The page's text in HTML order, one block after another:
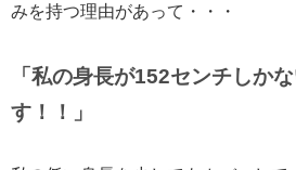
みを持つ理由があって・・・
「私の身長が152センチしか
す！！」